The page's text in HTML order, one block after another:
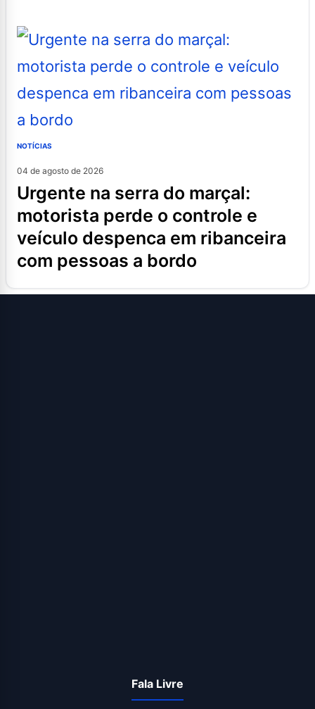
NOTÍCIAS
04 de agosto de 2026
urgente na serra do marçal:
motorista perde o controle e
veículo despenca em ribanceira
com pessoas a bordo
Fala Livre